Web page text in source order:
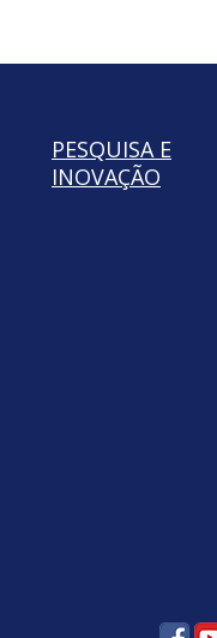
PESQUISA E
INOVAÇÃO